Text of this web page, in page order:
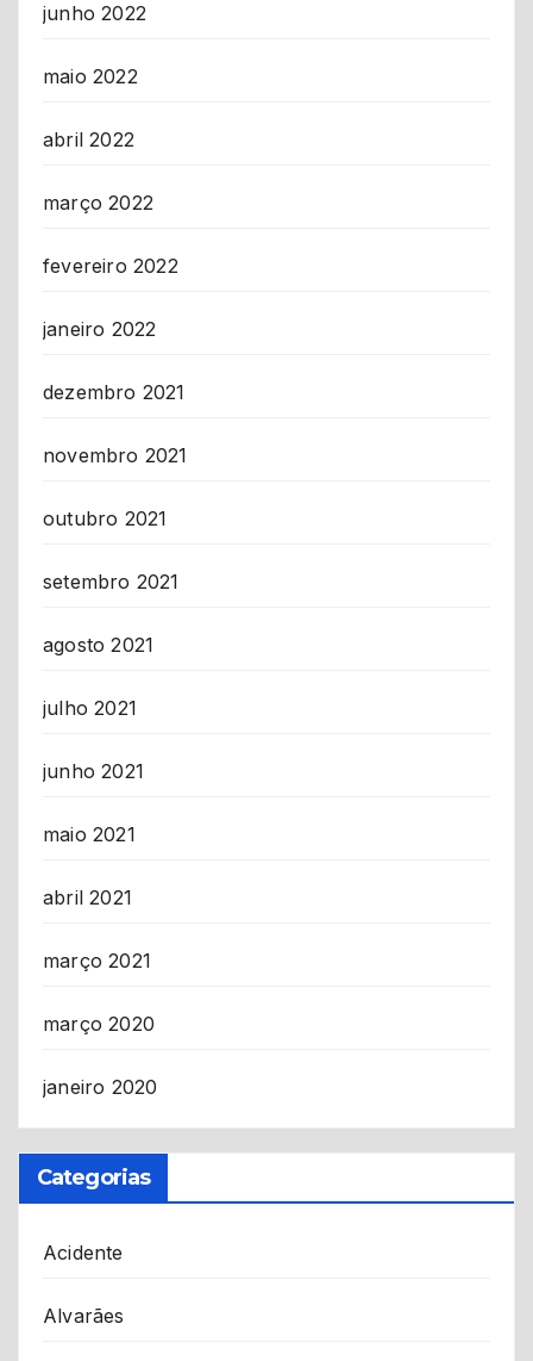
junho 2022
maio 2022
abril 2022
março 2022
fevereiro 2022
janeiro 2022
dezembro 2021
novembro 2021
outubro 2021
setembro 2021
agosto 2021
julho 2021
junho 2021
maio 2021
abril 2021
março 2021
março 2020
janeiro 2020
Categorias
Acidente
Alvarães